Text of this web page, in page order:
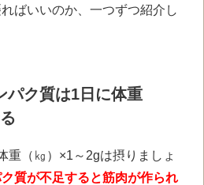
ばいいのか、一つずつ紹介し
パク質は1日に体重
重（㎏）×1～2gは摂りましょ
質が不足すると筋肉が作られ